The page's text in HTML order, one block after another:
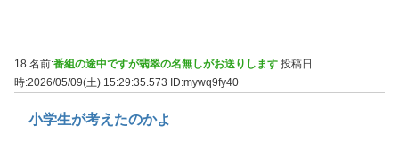
18 名前:番組の途中ですが翡翠の名無しがお送りします 投稿日
時:2026/05/09(土) 15:29:35.573
ID:mywq9fy40
小学生が考えたのかよ